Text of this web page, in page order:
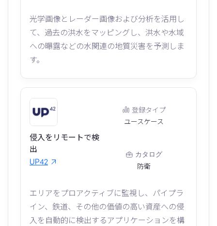
光学画像とレーダー画像および分析を活用し
て、過去の洪水をマッピングし、洪水や水域
への曝露などの水関連の地質災害を予測しま
す。
侵入をリモートで検
出
UP42
登録タイプ
ユースケース
カタログ
防衛
エリアをプロアクティブに監視し、パイプラ
イン、鉄道、その他の価値の高い資産への侵
入を自動的に検出するアプリケーションを構